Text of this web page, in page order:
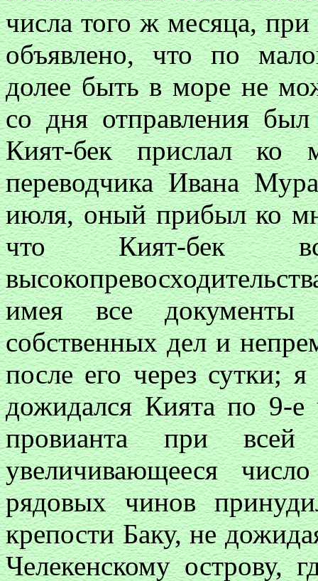
числа того ж месяца,
объявлено, что по
долее быть в море не
со дня отправления
Кият-бек прислал ко
переводчика Ивана
июля, оный прибыл ко
что Кият-бек
имея все
собственных дел и
после его через сутки;
дожидался Кията по 9-е
провианта при
увеличивающееся
рядовых чинов
крепости Баку, не
Челекенскому острову,